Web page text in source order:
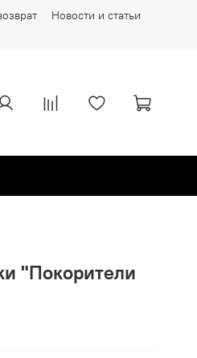
Новости и статьи
"Покорители